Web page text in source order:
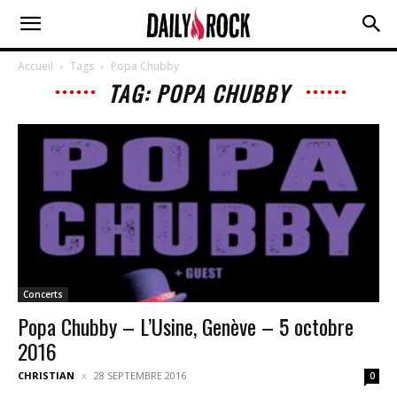
Accueil Tags Popa Chubby
TAG: POPA CHUBBY
Concerts
Popa Chubby – L’Usine, Genève – 5 octobre
2016
CHRISTIAN 28 SEPTEMBRE 2016 0